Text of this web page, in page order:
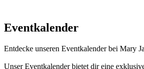
Eventkalender
Entdecke unseren Eventkalender bei Mary
Unser Eventkalender bietet dir eine